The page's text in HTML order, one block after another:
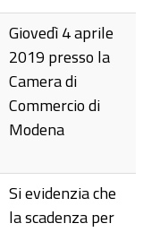
Giovedì 4 aprile
2019 presso la
Camera di
Commercio di
Modena
Si evidenzia che
la scadenza per